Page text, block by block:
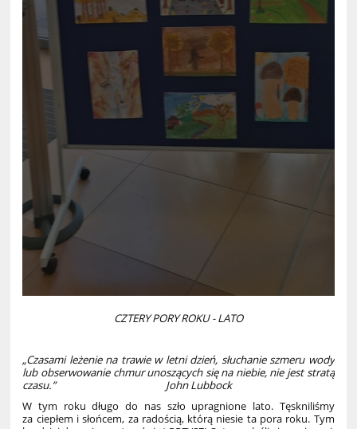
CZTERY PORY ROKU - LATO
„Czasami leżenie na trawie w letni dzień, słuchanie szmeru wody
lub obserwowanie chmur unoszących się na niebie, nie jest stratą
czasu.” John Lubbock
W tym roku długo do nas szło upragnione lato. Tęskniliśmy
za ciepłem i słońcem, za radością, którą niesie ta pora roku. Tym